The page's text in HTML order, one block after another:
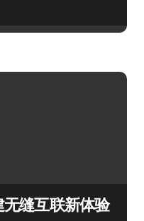
缝互联新体验